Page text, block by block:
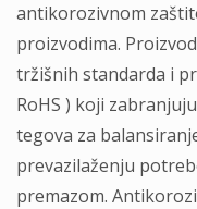
antikorozivnom
proizvodima.
tržišnih standarda i
RoHS ) koji
tegova za
prevazilaženju
premazom.